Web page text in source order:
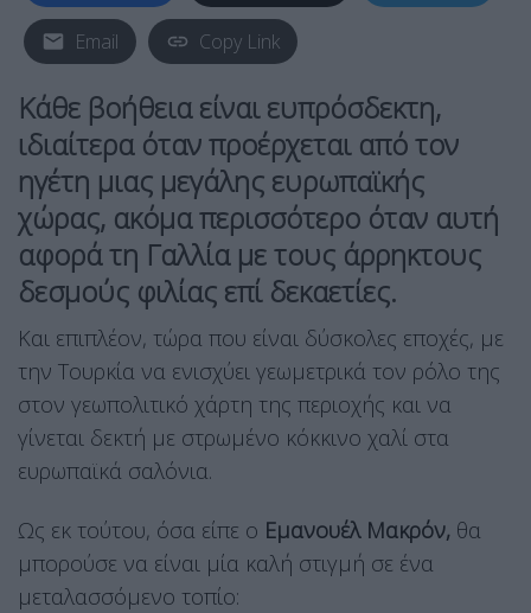
Email Copy Link
Κάθε βοήθεια είναι ευπρόσδεκτη,
ιδιαίτερα όταν προέρχεται από τον
ηγέτη μιας μεγάλης ευρωπαϊκής
χώρας, ακόμα περισσότερο όταν αυτή
αφορά τη Γαλλία με τους άρρηκτους
δεσμούς φιλίας επί δεκαετίες.
Και επιπλέον, τώρα που είναι δύσκολες εποχές, με
την Τουρκία να ενισχύει γεωμετρικά τον ρόλο της
στον γεωπολιτικό χάρτη της περιοχής και να
γίνεται δεκτή με στρωμένο κόκκινο χαλί στα
ευρωπαϊκά σαλόνια.
Ως εκ τούτου, όσα είπε ο Εμανουέλ Μακρόν, θα
μπορούσε να είναι μία καλή στιγμή σε ένα
μεταλασσόμενο τοπίο: